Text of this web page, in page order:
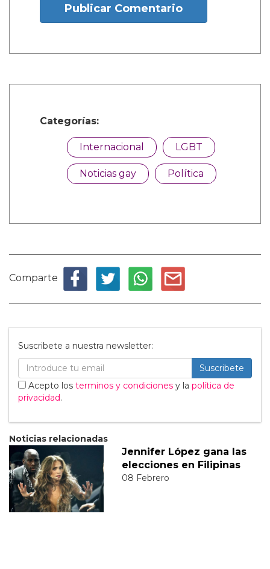
Publicar Comentario
Categorías:
Internacional LGBT
Noticias gay Política
Comparte
Suscribete a nuestra newsletter:
Suscribete
Acepto los terminos y condiciones y la política de
privacidad.
Noticias relacionadas
Jennifer López gana las
elecciones en Filipinas
08 Febrero